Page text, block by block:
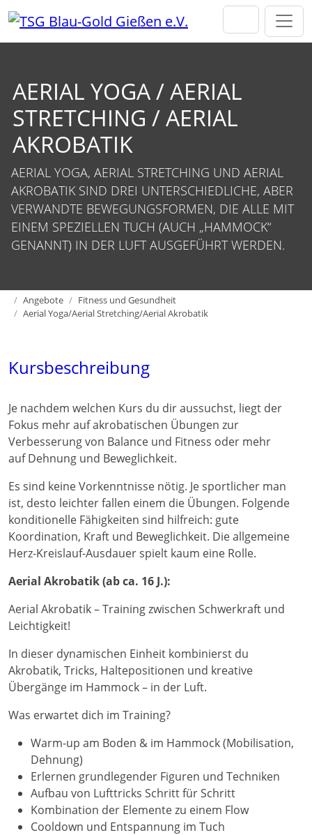
Direkt zur Hauptnavigation springen
Direkt zum Inhalt springen
AERIAL YOGA / AERIAL
STRETCHING / AERIAL
AKROBATIK
AERIAL YOGA, AERIAL STRETCHING UND AERIAL
AKROBATIK SIND DREI UNTERSCHIEDLICHE, ABER
VERWANDTE BEWEGUNGSFORMEN, DIE ALLE MIT
EINEM SPEZIELLEN TUCH (AUCH „HAMMOCK“
GENANNT) IN DER LUFT AUSGEFÜHRT WERDEN.
HomeAngebote
Fitness und Gesundheit
Aerial Yoga/Aerial Stretching/Aerial Akrobatik
Kursbeschreibung
Je nachdem welchen Kurs du dir aussuchst, liegt der
Fokus mehr auf akrobatischen Übungen zur
Verbesserung von Balance und Fitness oder mehr
auf Dehnung und Beweglichkeit.
Es sind keine Vorkenntnisse nötig. Je sportlicher man
ist, desto leichter fallen einem die Übungen. Folgende
konditionelle Fähigkeiten sind hilfreich: gute
Koordination, Kraft und Beweglichkeit. Die allgemeine
Herz-Kreislauf-Ausdauer spielt kaum eine Rolle.
Aerial Akrobatik (ab ca. 16 J.):
Aerial Akrobatik – Training zwischen Schwerkraft und
Leichtigkeit!
In dieser dynamischen Einheit kombinierst du
Akrobatik, Tricks, Haltepositionen und kreative
Übergänge im Hammock – in der Luft.
Was erwartet dich im Training?
Warm-up am Boden & im Hammock (Mobilisation,
Dehnung)
Erlernen grundlegender Figuren und Techniken
Aufbau von Lufttricks Schritt für Schritt
Kombination der Elemente zu einem Flow
Cooldown und Entspannung im Tuch